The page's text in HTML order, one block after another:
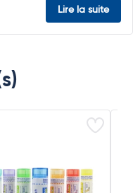
Lire la suite